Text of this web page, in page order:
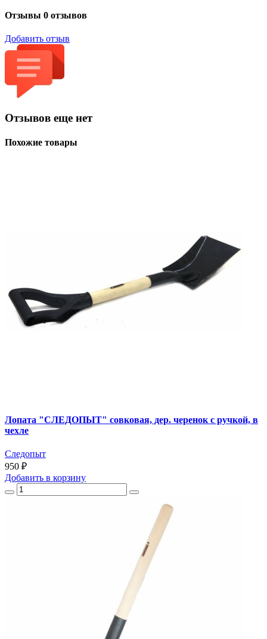
Отзывы 0 отзывов
Добавить отзыв
Отзывов еще нет
Похожие товары
Лопата "СЛЕДОПЫТ" совковая, дер. черенок с ручкой, в
чехле
Следопыт
950 ₽
Добавить в корзину